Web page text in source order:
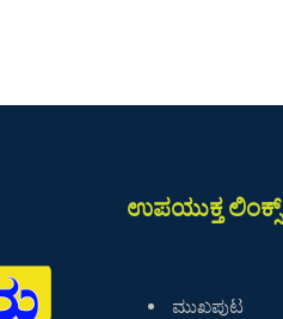
ಉಪಯುಕ್ತ ಲಿಂಕ್ಸ್
ಮುಖಪುಟ